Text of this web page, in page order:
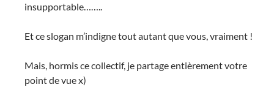
insupportable……..
Et ce slogan m’indigne tout autant que vous, vraiment !
Mais, hormis ce collectif, je partage entièrement votre
point de vue x)